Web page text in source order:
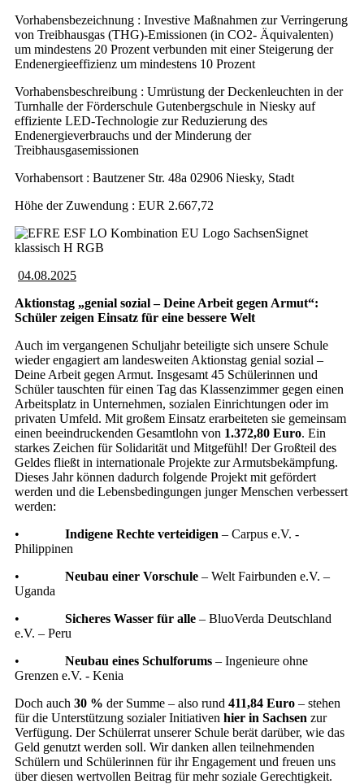
Vorhabensbezeichnung : Investive Maßnahmen zur Verringerung
von Treibhausgas (THG)-Emissionen (in CO2- Äquivalenten)
um mindestens 20 Prozent verbunden mit einer Steigerung der
Endenergieeffizienz um mindestens 10 Prozent
Vorhabensbeschreibung : Umrüstung der Deckenleuchten in der
Turnhalle der Förderschule Gutenbergschule in Niesky auf
effiziente LED-Technologie zur Reduzierung des
Endenergieverbrauchs und der Minderung der
Treibhausgasemissionen
Vorhabensort : Bautzener Str. 48a 02906 Niesky, Stadt
Höhe der Zuwendung : EUR 2.667,72
04.08.2025
Aktionstag „genial sozial – Deine Arbeit gegen Armut“:
Schüler zeigen Einsatz für eine bessere Welt
Auch im vergangenen Schuljahr beteiligte sich unsere Schule
wieder engagiert am landesweiten Aktionstag genial sozial –
Deine Arbeit gegen Armut. Insgesamt 45 Schülerinnen und
Schüler tauschten für einen Tag das Klassenzimmer gegen einen
Arbeitsplatz in Unternehmen, sozialen Einrichtungen oder im
privaten Umfeld. Mit großem Einsatz erarbeiteten sie gemeinsam
einen beeindruckenden Gesamtlohn von 1.372,80 Euro. Ein
starkes Zeichen für Solidarität und Mitgefühl! Der Großteil des
Geldes fließt in internationale Projekte zur Armutsbekämpfung.
Dieses Jahr können dadurch folgende Projekt mit gefördert
werden und die Lebensbedingungen junger Menschen verbessert
werden:
• Indigene Rechte verteidigen – Carpus e.V. -
Philippinen
• Neubau einer Vorschule – Welt Fairbunden e.V. –
Uganda
• Sicheres Wasser für alle – BluoVerda Deutschland
e.V. – Peru
• Neubau eines Schulforums – Ingenieure ohne
Grenzen e.V. - Kenia
Doch auch 30 % der Summe – also rund 411,84 Euro – stehen
für die Unterstützung sozialer Initiativen hier in Sachsen zur
Verfügung. Der Schülerrat unserer Schule berät darüber, wie das
Geld genutzt werden soll. Wir danken allen teilnehmenden
Schülern und Schülerinnen für ihr Engagement und freuen uns
über diesen wertvollen Beitrag für mehr soziale Gerechtigkeit.